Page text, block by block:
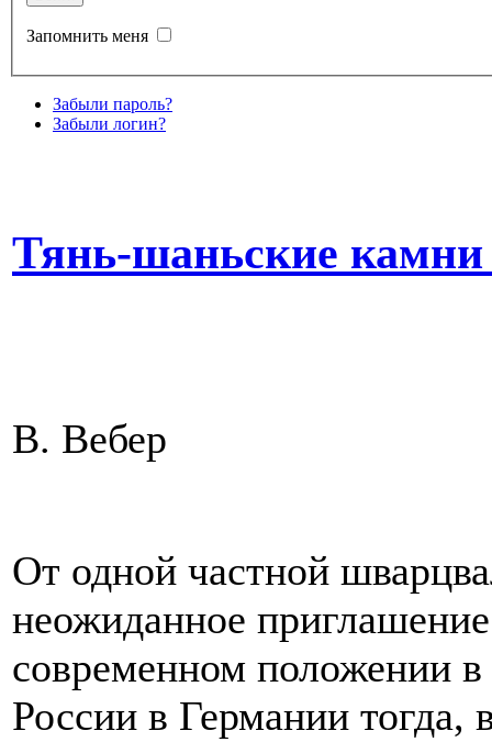
Запомнить меня
Забыли пароль?
Забыли логин?
Тянь‐шаньские камни
В. Вебер
От одной частной
неожиданное
современном положении в
России в Германии тогда,